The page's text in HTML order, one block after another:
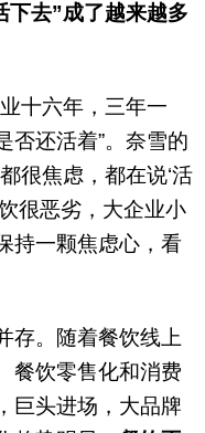
下去”成了越来越多
十六年，三年一
否还活着”。奈雪的
很焦虑，都在说‘活
很恶劣，大企业小
持一颗焦虑心，看
存。随着餐饮线上
餐饮零售化和消费
巨头进场，大品牌